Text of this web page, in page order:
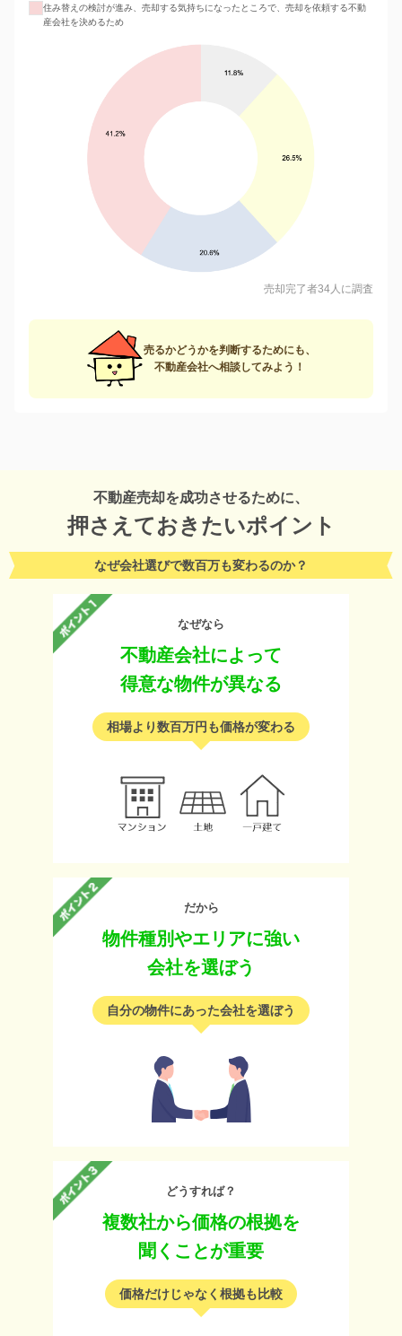
住み替えの検討が進み、売却する気持ちになったところで、売却を依頼する不動
産会社を決めるため
売却完了者34人に調査
売るかどうかを判断するためにも、
不動産会社へ相談してみよう！
不動産売却を成功させるために、
押さえておきたいポイント
なぜ会社選びで数百万も変わるのか？
なぜなら
不動産会社によって
得意な物件が異なる
相場より数百万円も価格が変わる
だから
物件種別やエリアに強い
会社を選ぼう
自分の物件にあった会社を選ぼう
どうすれば？
複数社から価格の根拠を
聞くことが重要
価格だけじゃなく根拠も比較